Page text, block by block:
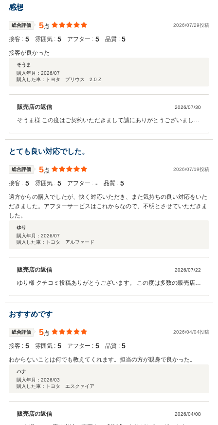
ります。今後とも末永いお付き合いを、よろしくお願いいたします。
感想
総合評価 5点 2026/07/29投稿
接客 : 5 雰囲気 : 5 アフター : 5 品質 : 5
接客が良かった
そうま
購入年月： 2026/07
購入した車：トヨタ プリウス 2.0 Z
販売店の返信 2026/07/30
そうま様 この度はご契約いただきまして誠にありがとうございまし
価をいただきまして、社員一同心から感謝しております。 何かお困り
の際はぜひお気軽にお立ち寄りください。 今後とも、どうぞ宜しくお
願い致します。
とても良い対応でした。
総合評価 5点 2026/07/19投稿
接客 : 5 雰囲気 : 5 アフター : ‐ 品質 : 5
遠方からの購入でしたが、快く対応いただき、また気持ちの良い対応をいた
だきました。アフターサービスはこれからなので、不明とさせていただきま
した。
ゆり
購入年月： 2026/07
購入した車：トヨタ アルファード
販売店の返信 2026/07/22
ゆり様 クチコミ投稿ありがとうございます。 この度は多数の販売店よ
付き合いもスタートしたばかりです。 当店は来店時の応対はもちろ
ん、アフターサービスにご満足いただけるお店を目指しています。 ゆ
り様にご満足いただけようスタッフ一同努めて参りますので 今後とも
どうぞよろしくお願いいたします。
おすすめです
総合評価 5点 2026/04/04投稿
接客 : 5 雰囲気 : 5 アフター : 5 品質 : 5
わからないことは何でも教えてくれます。担当の方が親身で良かった。
ハナ
購入年月： 2026/03
購入した車：トヨタ エスクァイア
販売店の返信 2026/04/08